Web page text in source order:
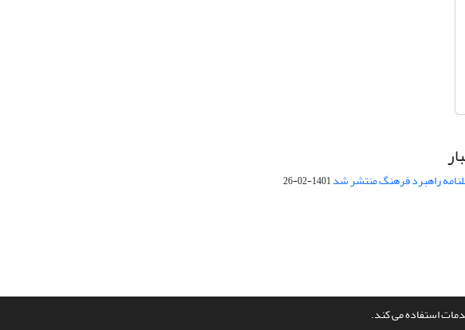
استفاده می کند.
1401-02-26